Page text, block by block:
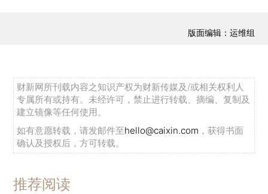
版面编辑：运维组
财新网所刊载内容之知识产权为财新传媒及/或相关权利人
专属所有或持有。未经许可，禁止进行转载、摘编、复制及
建立镜像等任何使用。
如有意愿转载，请发邮件至hello@caixin.com ，获得书面
确认及授权后，方可转载。
推荐阅读